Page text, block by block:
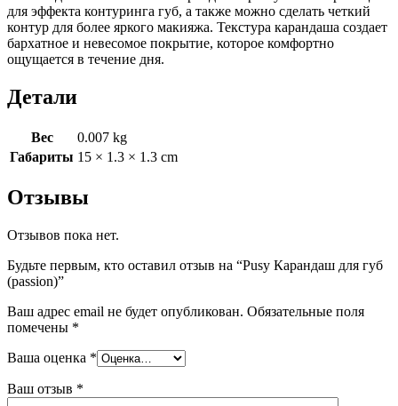
для эффекта контуринга губ, а также можно сделать четкий
контур для более яркого макияжа. Текстура карандаша создает
бархатное и невесомое покрытие, которое комфортно
ощущается в течение дня.
Детали
Вес
0.007 kg
Габариты 15 × 1.3 × 1.3 cm
Отзывы
Отзывов пока нет.
Будьте первым, кто оставил отзыв на “Pusy Карандаш для губ
(passion)”
Ваш адрес email не будет опубликован. Обязательные поля
помечены *
Ваша оценка *
Ваш отзыв *